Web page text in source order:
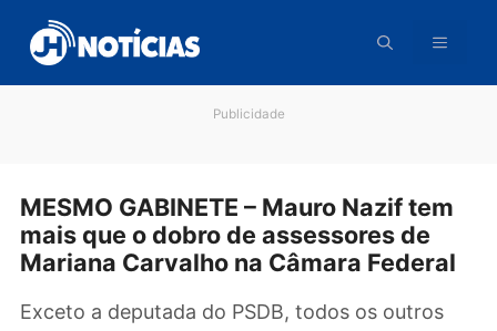
para
conteúdo
MESMO GABINETE – Mauro Nazif
mais que o dobro de assessores de